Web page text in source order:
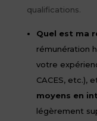
qualifications.
Quel est ma
rémunération
votre
CACES, etc.),
moyens en
légèrement